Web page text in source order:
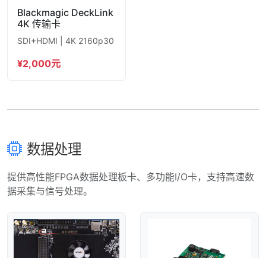
Blackmagic DeckLink
4K 传输卡
SDI+HDMI | 4K 2160p30
¥2,000元
数据处理
提供高性能FPGA数据处理板卡、多功能I/O卡，支持高速数
据采集与信号处理。